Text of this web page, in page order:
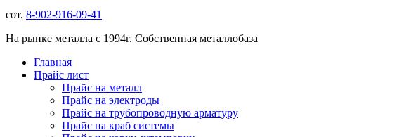
сот. 8-902-916-09-41
На рынке металла с 1994г. Собственная металлобаза
Главная
Прайс лист
Прайс на металл
Прайс на электроды
Прайс на трубопроводную арматуру
Прайс на краб системы